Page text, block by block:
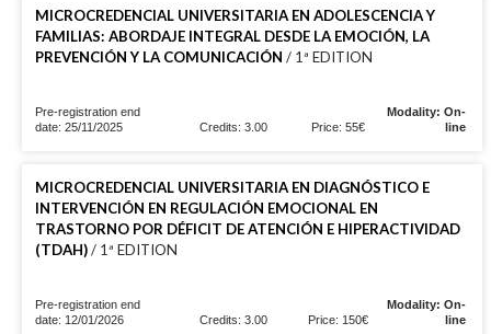
MICROCREDENCIAL UNIVERSITARIA EN ADOLESCENCIA Y
FAMILIAS: ABORDAJE INTEGRAL DESDE LA EMOCIÓN, LA
PREVENCIÓN Y LA COMUNICACIÓN / 1ª EDITION
Pre-registration end
date: 25/11/2025
Credits: 3.00 Price: 55€
Modality: On-
line
MICROCREDENCIAL UNIVERSITARIA EN DIAGNÓSTICO E
INTERVENCIÓN EN REGULACIÓN EMOCIONAL EN
TRASTORNO POR DÉFICIT DE ATENCIÓN E HIPERACTIVIDAD
(TDAH)/ 1ª EDITION
Pre-registration end
date: 12/01/2026
Credits: 3.00 Price: 150€
Modality: On-
line